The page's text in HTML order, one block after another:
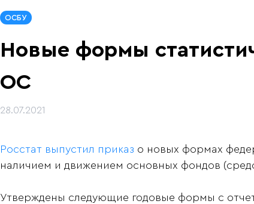
ОСБУ
Новые формы
ОС
28.07.2021
Росстат выпустил приказ о новых формах
наличием и движением основных фондов
Утверждены следующие годовые формы с